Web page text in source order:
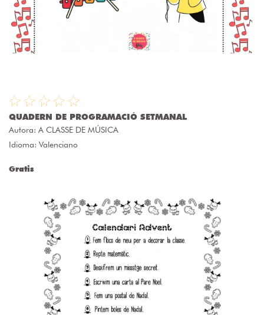
QUADERN DE PROGRAMACIÓ SETMANAL
Autora: A CLASSE DE MÚSICA
Idioma: Valenciano
Gratis